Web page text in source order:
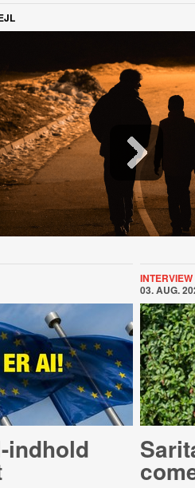
indhold
INTERVIEW
03. AUG.